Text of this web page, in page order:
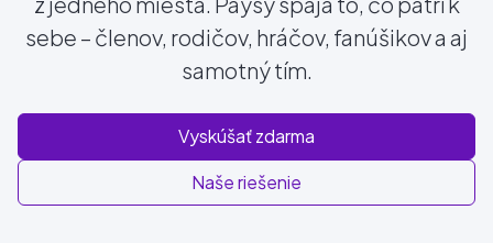
sebe – členov, rodičov, hráčov, fanúšikov a aj
samotný tím.
Vyskúšať zdarma
Naše riešenie